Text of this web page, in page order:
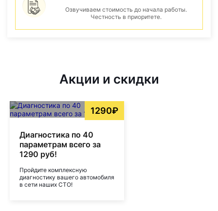
Озвучиваем стоимость до начала работы.
Честность в приоритете.
Акции и скидки
1290₽
Диагностика по 40
параметрам всего за
1290 руб!
Пройдите комплексную
диагностику вашего автомобиля
в сети наших СТО!